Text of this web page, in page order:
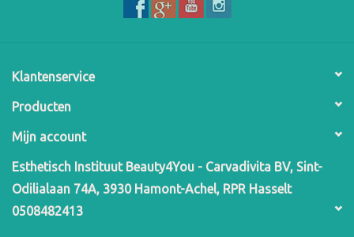
Klantenservice
Producten
Mijn account
Esthetisch Instituut Beauty4You - Carvadivita BV, Sint-
Odilialaan 74A, 3930 Hamont-Achel, RPR Hasselt
0508482413